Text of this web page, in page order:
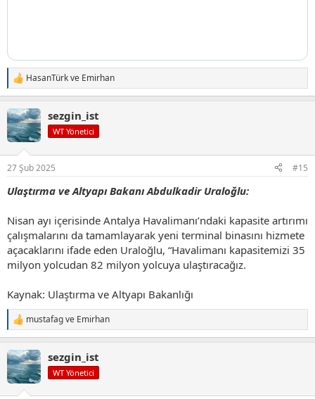
T
e
k
i
l
:
HasanTürkve Emirhan
sezgin_ist
WT Yönetici
27 Şub 2025 #15
Ulaştırma ve Altyapı Bakanı Abdulkadir Uraloğlu:
Nisan ayı içerisinde Antalya Havalimanı’ndaki kapasite artırımı
çalışmalarını da tamamlayarak yeni terminal binasını hizmete
açacaklarını ifade eden Uraloğlu, “Havalimanı kapasitemizi 35
milyon yolcudan 82 milyon yolcuya ulaştıracağız.
Kaynak: Ulaştırma ve Altyapı Bakanlığı
T
e
k
i
l
mustafagve Emirhan
sezgin_ist
WT Yönetici